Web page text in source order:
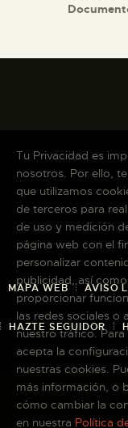
MAPA WEB AVISO
HAZTE SEGUIDOR
Copyright
Tu Privacidad es
nosotros. Por ello,
que utilizamos
de terceros para
de uso y medición
página web con el
personalizar
publicidad, así como
proporcionar
las redes sociales o
nuestro tráfico.
acepta la
nuestras cookies.
más información, o
cómo cambiar la
en nuestra Política